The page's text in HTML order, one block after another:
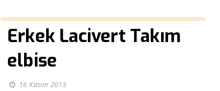
Erkek Lacivert Takım
elbise
16 Kasım 2013